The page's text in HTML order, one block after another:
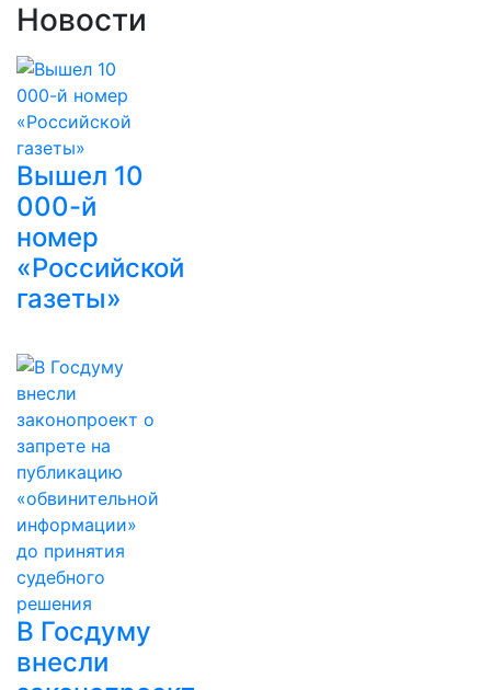
Новости
Вышел 10
000-й
номер
«Российской
газеты»
В Госдуму
внесли